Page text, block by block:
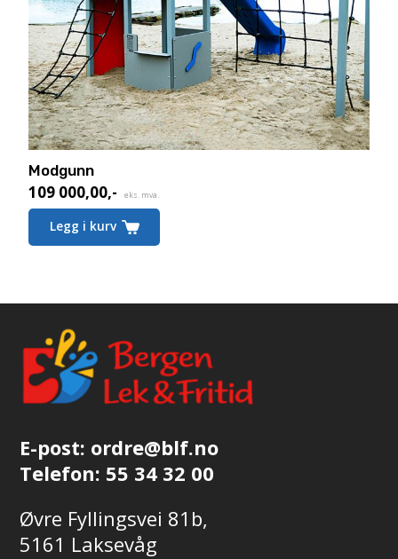
Modgunn
109 000,00,- eks. mva.
Legg i kurv
E-post: ordre@blf.no
Telefon: 55 34 32 00
Øvre Fyllingsvei 81b,
5161 Laksevåg